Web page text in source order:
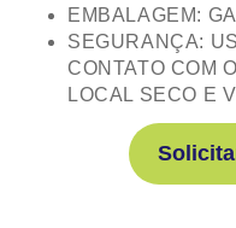
EMBALAGEM:
SEGURANÇA:
CONTATO COM
LOCAL SECO E